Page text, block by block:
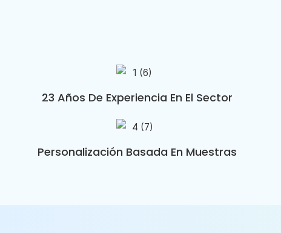
23 Años De Experiencia En El Sector
Personalización Basada En Muestras